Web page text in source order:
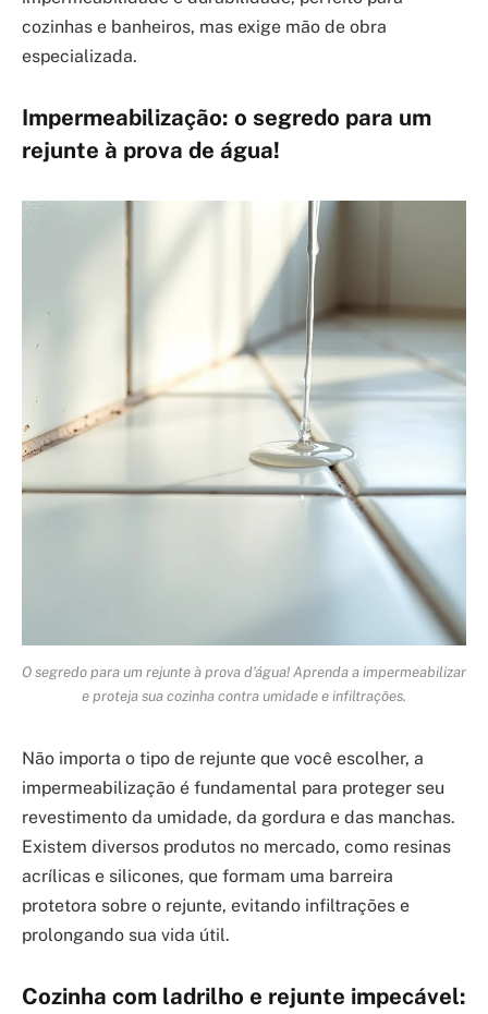
cozinhas e banheiros, mas exige mão de obra
especializada.
Impermeabilização: o segredo para um
rejunte à prova de água!
O segredo para um rejunte à prova d’água! Aprenda a impermeabilizar
e proteja sua cozinha contra umidade e infiltrações.
Não importa o tipo de rejunte que você escolher, a
impermeabilização é fundamental para proteger seu
revestimento da umidade, da gordura e das manchas.
Existem diversos produtos no mercado, como resinas
acrílicas e silicones, que formam uma barreira
protetora sobre o rejunte, evitando infiltrações e
prolongando sua vida útil.
Cozinha com ladrilho e rejunte impecável: